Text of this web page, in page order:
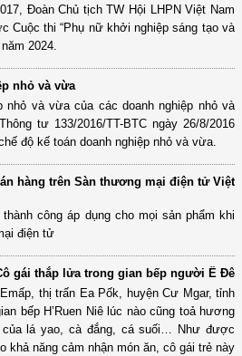
Đoàn Chủ tịch TW Hội LHPN Việt Nam
Cuộc thi “Phụ nữ khởi nghiệp sáng tạo và
2024.
nhỏ và vừa
nhỏ và vừa của các doanh nghiệp nhỏ và
tư 133/2016/TT-BTC ngày 26/8/2016
độ kế toán doanh nghiệp nhỏ và vừa.
hàng trên Sàn thương mại điện tử Việt
công áp dụng cho mọi sản phẩm khi
điện tử
gái thắp lửa trong gian bếp người Ê Đê
thị trấn Ea Pốk, huyện Cư Mgar, tỉnh
bếp H’Ruen Niê lúc nào cũng toả hương
lá yao, cà đắng, cá suối… Như được
khả năng cảm nhận món ăn, cô gái trẻ này